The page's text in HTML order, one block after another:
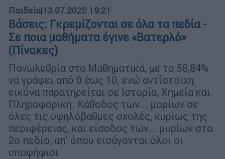
Παιδεία|13.07.2020 19:21
Βάσεις: Γκρεμίζονται σε όλα τα πεδία -
Σε ποια μαθήματα έγινε «Βατερλό»
(Πίνακες)
Πανωλεθρία στα Μαθηµατικά, µε το 58,84%
να γράφει από 0 έως 10, ενώ αντίστοιχη
εικόνα παρατηρείται σε Ιστορία, Χηµεία και
Πληροφορική. Κάθοδος των... µορίων σε
όλες τις υψηλόβαθµες σχολές, κυρίως της
περιφέρειας, και είσοδος των... µυρίων στο
2ο πεδίο, απ’ όπου εισάγονται όλοι οι
υποψήφιοι